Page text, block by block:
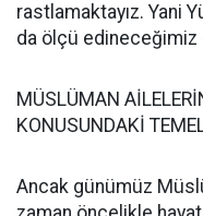
rastlamaktayız. Yani
da ölçü
MÜSLÜMAN
KONUSUNDAKİ
Ancak günümüz